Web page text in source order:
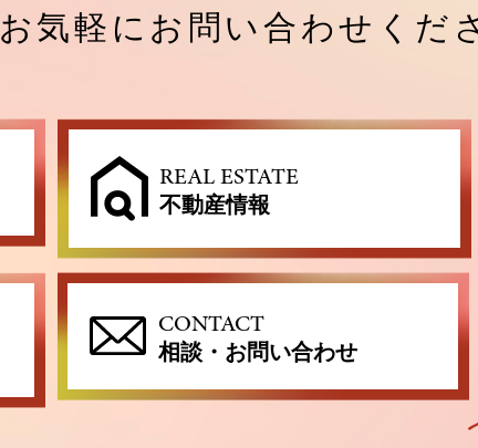
お気軽にお問い合わせくだ
REAL ESTATE
不動産情報
CONTACT
相談・お問い合わせ